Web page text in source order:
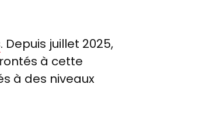
. Depuis juillet 2025,
à cette
à des niveaux